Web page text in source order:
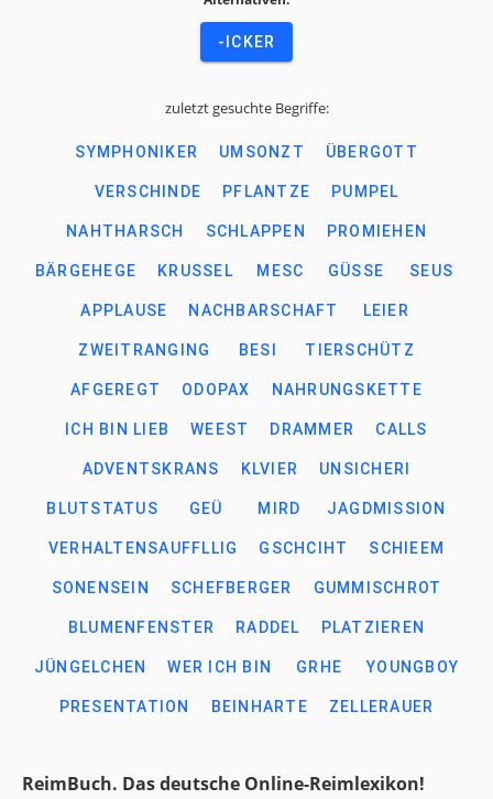
-ICKER
zuletzt gesuchte Begriffe:
SYMPHONIKER UMSONZT ÜBERGOTT
VERSCHINDE PFLANTZE PUMPEL
NAHTHARSCH SCHLAPPEN PROMIEHEN
BÄRGEHEGE KRUSSEL MESC GÜSSE SEUS
APPLAUSE NACHBARSCHAFT LEIER
ZWEITRANGING BESI TIERSCHÜTZ
AFGEREGT ODOPAX NAHRUNGSKETTE
ICH BIN LIEB WEEST DRAMMER CALLS
ADVENTSKRANS KLVIER UNSICHERI
BLUTSTATUS GEÜ MIRD JAGDMISSION
VERHALTENSAUFFLLIG GSCHCIHT SCHIEEM
SONENSEIN SCHEFBERGER GUMMISCHROT
BLUMENFENSTER RADDEL PLATZIEREN
JÜNGELCHEN WER ICH BIN GRHE YOUNGBOY
PRESENTATION BEINHARTE ZELLERAUER
ReimBuch. Das deutsche Online-Reimlexikon!